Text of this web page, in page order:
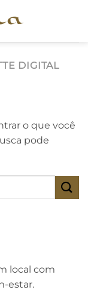
DIGITAL
o que você
pode
local com
estar.